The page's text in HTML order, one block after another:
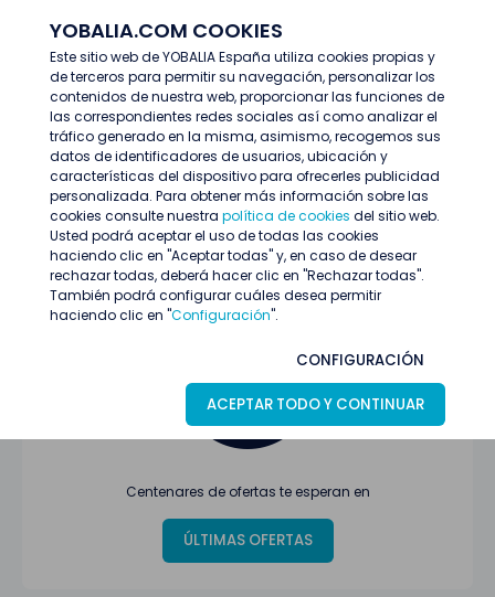
YOBALIA.COM COOKIES
Este sitio web de YOBALIA España utiliza cookies propias y
de terceros para permitir su navegación, personalizar los
contenidos de nuestra web, proporcionar las funciones de
las correspondientes redes sociales así como analizar el
tráfico generado en la misma, asimismo, recogemos sus
datos de identificadores de usuarios, ubicación y
características del dispositivo para ofrecerles publicidad
personalizada. Para obtener más información sobre las
cookies consulte nuestra política de cookies del sitio web.
Usted podrá aceptar el uso de todas las cookies
haciendo clic en "Aceptar todas" y, en caso de desear
rechazar todas, deberá hacer clic en "Rechazar todas".
También podrá configurar cuáles desea permitir
haciendo clic en "Configuración".
CONFIGURACIÓN
ACEPTAR TODO Y CONTINUAR
Últimas ofertas
Oferta no encontrada o ha finalizado su
proceso de selección
Centenares de ofertas te esperan en
ÚLTIMAS OFERTAS